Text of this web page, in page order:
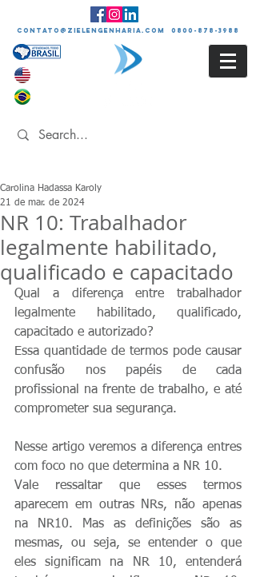
contato@zielengenharia.com 0800-878-3988
NR 10: Trabalhador
legalmente habilitado,
qualificado e capacitado
Carolina Hadassa Karoly
21 de mar. de 2024
Qual a diferença entre trabalhador
legalmente habilitado, qualificado,
capacitado e autorizado?
Essa quantidade de termos pode causar
confusão nos papéis de cada
profissional na frente de trabalho, e até
comprometer sua segurança.
Nesse artigo veremos a diferença entres
com foco no que determina a NR 10.
Vale ressaltar que esses termos
aparecem em outras NRs, não apenas
na NR10. Mas as definições são as
mesmas, ou seja, se entender o que
eles significam na NR 10, entenderá